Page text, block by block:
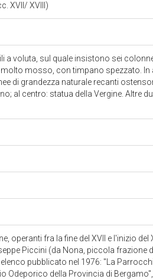
XVII/ XVIII)
a voluta, sul quale insistono sei
mosso, con timpano spezzato. In
di grandezza naturale recanti
al centro: statua della Vergine. Altre
fra la fine del XVII e l'inizio del
Piccini (da Nona, piccola frazione
pubblicato nel 1976: "La
Odeporico della Provincia di Bergamo",